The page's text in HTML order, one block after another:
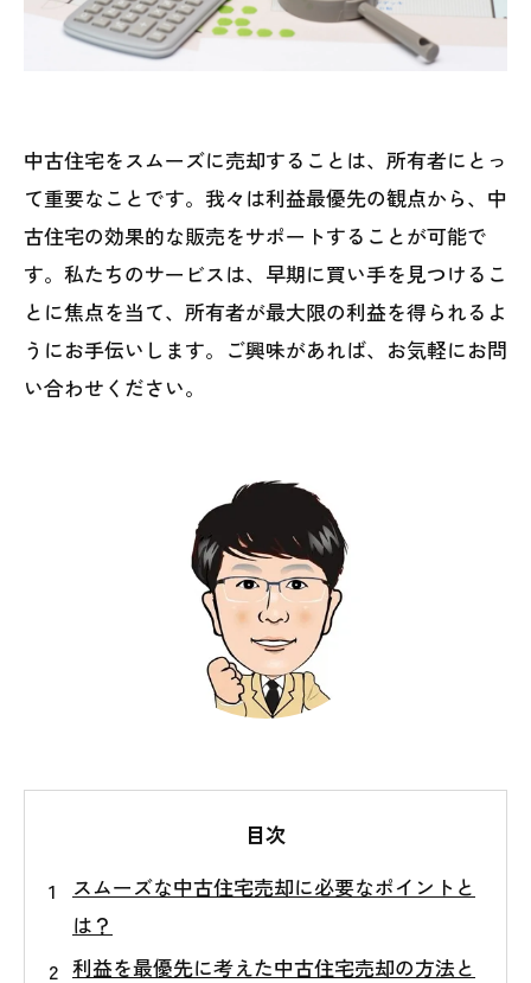
中古住宅をスムーズに売却することは、所有者にとっ
て重要なことです。我々は利益最優先の観点から、中
古住宅の効果的な販売をサポートすることが可能で
す。私たちのサービスは、早期に買い手を見つけるこ
とに焦点を当て、所有者が最大限の利益を得られるよ
うにお手伝いします。ご興味があれば、お気軽にお問
い合わせください。
目次
スムーズな中古住宅売却に必要なポイントと
は？
利益を最優先に考えた中古住宅売却の方法と